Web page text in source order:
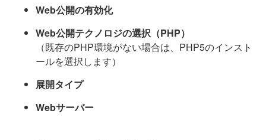
Web公開の有効化
Web公開テクノロジの選択（PHP）
（既存のPHP環境がない場合は、PHP5のインスト
ールを選択します）
展開タイプ
Webサーバー